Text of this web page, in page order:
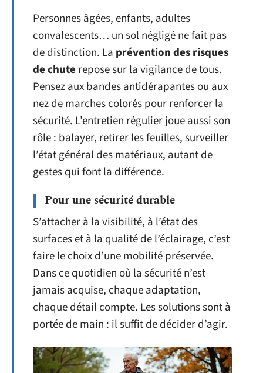
Personnes âgées, enfants, adultes
convalescents… un sol négligé ne fait pas
de distinction. La prévention des risques
de chute repose sur la vigilance de tous.
Pensez aux bandes antidérapantes ou aux
nez de marches colorés pour renforcer la
sécurité. L’entretien régulier joue aussi son
rôle : balayer, retirer les feuilles, surveiller
l’état général des matériaux, autant de
gestes qui font la différence.
Pour une sécurité durable
S’attacher à la visibilité, à l’état des
surfaces et à la qualité de l’éclairage, c’est
faire le choix d’une mobilité préservée.
Dans ce quotidien où la sécurité n’est
jamais acquise, chaque adaptation,
chaque détail compte. Les solutions sont à
portée de main : il suffit de décider d’agir.